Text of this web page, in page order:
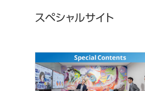
スペシャルサイト